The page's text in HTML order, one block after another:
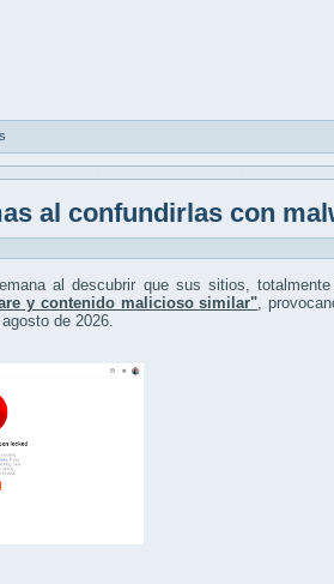
al confundirlas con
al descubrir que sus sitios,
y contenido malicioso similar",
de 2026.